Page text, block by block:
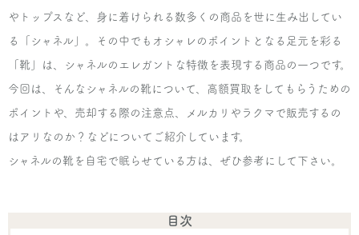
やトップスなど、身に着けられる数多くの商品を世に生み出してい
る「シャネル」。その中でもオシャレのポイントとなる足元を彩る
「靴」は、シャネルのエレガントな特徴を表現する商品の一つです。
今回は、そんなシャネルの靴について、高額買取をしてもらうための
ポイントや、売却する際の注意点、メルカリやラクマで販売するの
はアリなのか？などについてご紹介しています。
シャネルの靴を自宅で眠らせている方は、ぜひ参考にして下さい。
目次